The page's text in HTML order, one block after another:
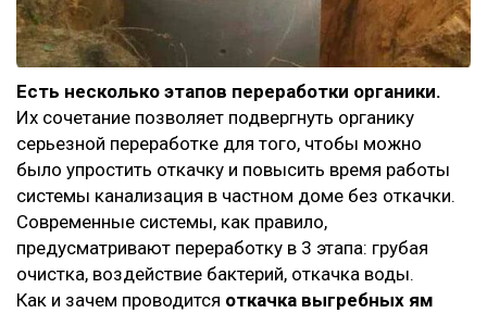
Есть несколько этапов переработки органики.
Их сочетание позволяет подвергнуть органику
серьезной переработке для того, чтобы можно
было упростить откачку и повысить время работы
системы канализация в частном доме без откачки.
Современные системы, как правило,
предусматривают переработку в 3 этапа: грубая
очистка, воздействие бактерий, откачка воды.
Как и зачем проводится откачка выгребных ям